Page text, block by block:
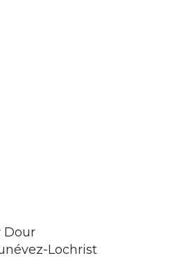
Dour
Lochrist